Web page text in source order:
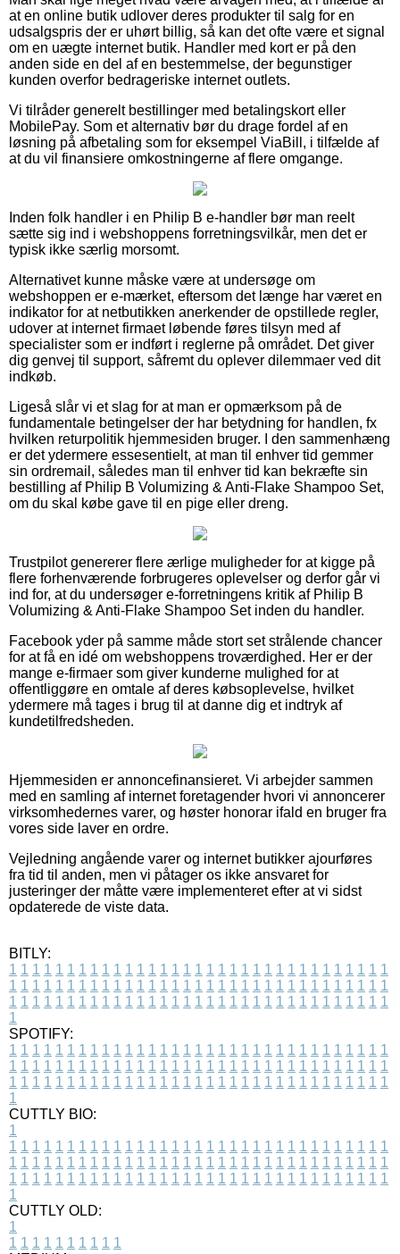
at en online butik udlover deres produkter til salg for en
udsalgspris der er uhørt billig, så kan det ofte være et signal
om en uægte internet butik. Handler med kort er på den
anden side en del af en bestemmelse, der begunstiger
kunden overfor bedrageriske internet outlets.
Vi tilråder generelt bestillinger med betalingskort eller
MobilePay. Som et alternativ bør du drage fordel af en
løsning på afbetaling som for eksempel ViaBill, i tilfælde af
at du vil finansiere omkostningerne af flere omgange.
Inden folk handler i en Philip B e-handler bør man reelt
sætte sig ind i webshoppens forretningsvilkår, men det er
typisk ikke særlig morsomt.
Alternativet kunne måske være at undersøge om
webshoppen er e-mærket, eftersom det længe har været en
indikator for at netbutikken anerkender de opstillede regler,
udover at internet firmaet løbende føres tilsyn med af
specialister som er indført i reglerne på området. Det giver
dig genvej til support, såfremt du oplever dilemmaer ved dit
indkøb.
Ligeså slår vi et slag for at man er opmærksom på de
fundamentale betingelser der har betydning for handlen, fx
hvilken returpolitik hjemmesiden bruger. I den sammenhæng
er det ydermere essesentielt, at man til enhver tid gemmer
sin ordremail, således man til enhver tid kan bekræfte sin
bestilling af Philip B Volumizing & Anti-Flake Shampoo Set,
om du skal købe gave til en pige eller dreng.
Trustpilot genererer flere ærlige muligheder for at kigge på
flere forhenværende forbrugeres oplevelser og derfor går vi
ind for, at du undersøger e-forretningens kritik af Philip B
Volumizing & Anti-Flake Shampoo Set inden du handler.
Facebook yder på samme måde stort set strålende chancer
for at få en idé om webshoppens troværdighed. Her er der
mange e-firmaer som giver kunderne mulighed for at
offentliggøre en omtale af deres købsoplevelse, hvilket
ydermere må tages i brug til at danne dig et indtryk af
kundetilfredsheden.
Hjemmesiden er annoncefinansieret. Vi arbejder sammen
med en samling af internet foretagender hvori vi annoncerer
virksomhedernes varer, og høster honorar ifald en bruger fra
vores side laver en ordre.
Vejledning angående varer og internet butikker ajourføres
fra tid til anden, men vi påtager os ikke ansvaret for
justeringer der måtte være implementeret efter at vi sidst
opdaterede de viste data.
BITLY:
1 1 1 1 1 1 1 1 1 1 1 1 1 1 1 1 1 1 1 1 1 1 1 1 1 1 1 1 1 1 1 1 1
1 1 1 1 1 1 1 1 1 1 1 1 1 1 1 1 1 1 1 1 1 1 1 1 1 1 1 1 1 1 1 1 1
1 1 1 1 1 1 1 1 1 1 1 1 1 1 1 1 1 1 1 1 1 1 1 1 1 1 1 1 1 1 1 1 1
1
SPOTIFY:
1 1 1 1 1 1 1 1 1 1 1 1 1 1 1 1 1 1 1 1 1 1 1 1 1 1 1 1 1 1 1 1 1
1 1 1 1 1 1 1 1 1 1 1 1 1 1 1 1 1 1 1 1 1 1 1 1 1 1 1 1 1 1 1 1 1
1 1 1 1 1 1 1 1 1 1 1 1 1 1 1 1 1 1 1 1 1 1 1 1 1 1 1 1 1 1 1 1 1
1
CUTTLY BIO:
1
1 1 1 1 1 1 1 1 1 1 1 1 1 1 1 1 1 1 1 1 1 1 1 1 1 1 1 1 1 1 1 1 1
1 1 1 1 1 1 1 1 1 1 1 1 1 1 1 1 1 1 1 1 1 1 1 1 1 1 1 1 1 1 1 1 1
1 1 1 1 1 1 1 1 1 1 1 1 1 1 1 1 1 1 1 1 1 1 1 1 1 1 1 1 1 1 1 1 1
1
CUTTLY OLD:
1
1 1 1 1 1 1 1 1 1 1